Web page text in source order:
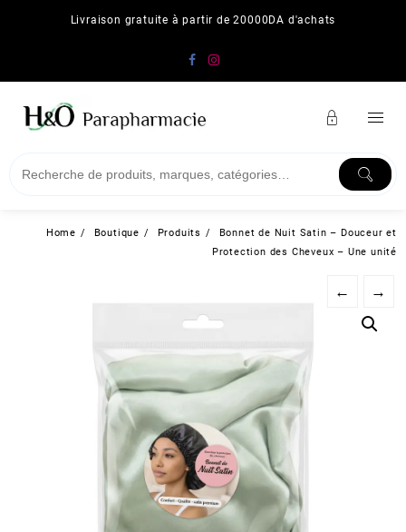
Livraison gratuite à partir de 20000DA d'achats
Home Boutique Produits
Bonnet de Nuit Satin – Douceur et
Protection des Cheveux – Une unité
← →